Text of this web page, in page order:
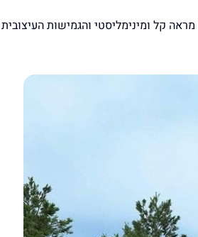
קל ומינימליסטי והגמישות